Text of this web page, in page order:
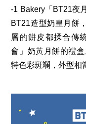
-1 Bakery「 BT21夜
BT21造型奶皇月餅，
層的餅皮都揉合傳
會」奶黃月餅的禮
特色彩斑斕，外型相